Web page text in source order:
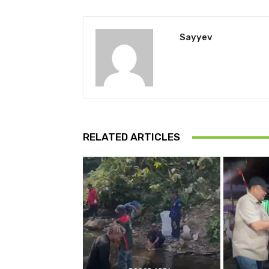
Sayyev
RELATED ARTICLES